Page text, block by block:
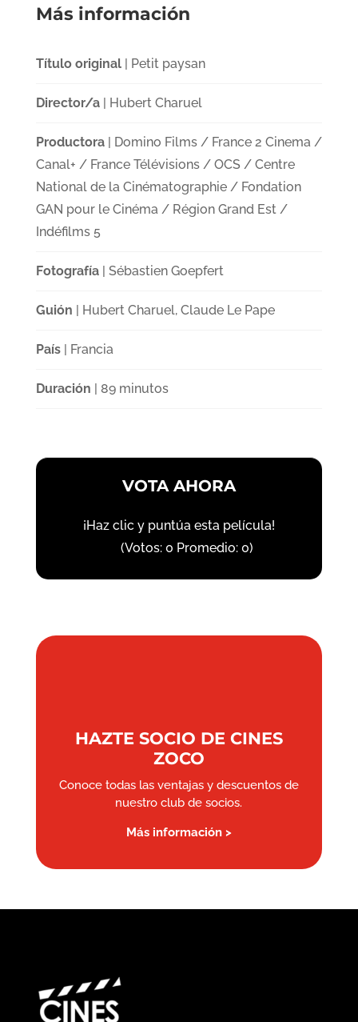
Más información
Título original| Petit paysan
Director/a| Hubert Charuel
Productora| Domino Films / France 2 Cinema /
Canal+ / France Télévisions / OCS / Centre
National de la Cinématographie / Fondation
GAN pour le Cinéma / Région Grand Est /
Indéfilms 5
Fotografía| Sébastien Goepfert
Guión | Hubert Charuel, Claude Le Pape
País| Francia
Duración | 89 minutos
VOTA AHORA
¡Haz clic y puntúa esta película!
(Votos: 0 Promedio: 0)
HAZTE SOCIO DE CINES
ZOCO
Conoce todas las ventajas y descuentos de
nuestro club de socios.
Más información >